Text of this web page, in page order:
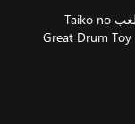
هذا المحتوى القابل للتنزيل يمكن لعبه في أوضاع لعب Taiko no
Tatsujin: Rhythm Festival مثل وضع Taiko ووضع Great Drum Toy